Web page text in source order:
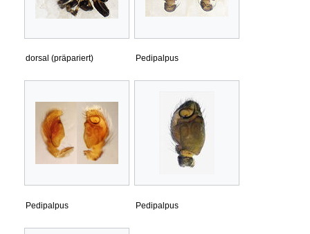
dorsal (präpariert) Pedipalpus
Pedipalpus Pedipalpus